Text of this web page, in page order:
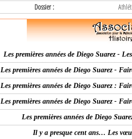
Dossier :
Les premières années de Diego Suarez -
Les premières années de Diego Suarez -
Les premières années de Diego Suarez :
Les premières années de Diego Suarez -
Les premières années de Diego
Il y a presque cent ans… Les